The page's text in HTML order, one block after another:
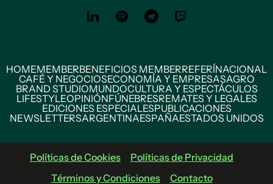
HOMEMEMBERBENEFICIOS MEMBERREFERÍNACIONAL
CAFÉ Y NEGOCIOSECONOMÍA Y EMPRESASAGRO
BRAND STUDIOMUNDOCULTURA Y ESPECTÁCULOS
LIFESTYLEOPINIÓNFÚNEBRESREMATES Y LEGALES
EDICIONES ESPECIALESPUBLICACIONES
NEWSLETTERSARGENTINAESPAÑAESTADOS UNIDOS
Políticas de Cookies
Políticas de Privacidad
Términos y Condiciones
Contacto